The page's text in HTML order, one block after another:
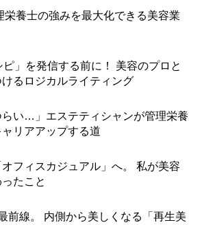
栄養士の強みを最大化できる美容業
」を発信する前に！ 美容のプロと
るロジカルライティング
らい…」エステティシャンが管理栄養
リアアップする道
オフィスカジュアル」へ。 私が美容
たこと
前線。 内側から美しくなる「再生美